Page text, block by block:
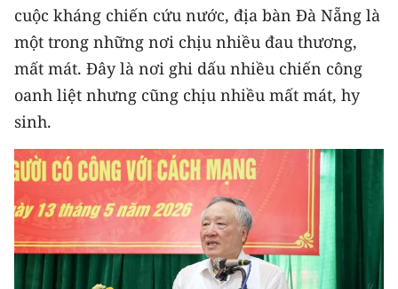
Media Y tế
Media Khoa học - Công nghệ
Media Môi trường
Ảnh
Infographic
TIN MỚI
TIN ĐỊA PHƯƠNG
cuộc kháng chiến cứu nước, địa bàn Đà Nẵng là
một trong những nơi chịu nhiều đau thương,
mất mát. Đây là nơi ghi dấu nhiều chiến công
oanh liệt nhưng cũng chịu nhiều mất mát, hy
sinh.